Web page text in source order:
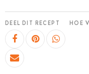
DEEL DIT RECEPT HOE